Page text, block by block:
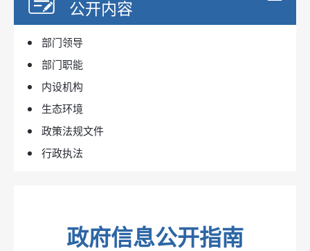
公开内容
部门领导
部门职能
内设机构
生态环境
政策法规文件
行政执法
政府信息公开指南